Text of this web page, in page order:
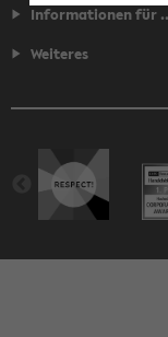
Informationen für
Weiteres